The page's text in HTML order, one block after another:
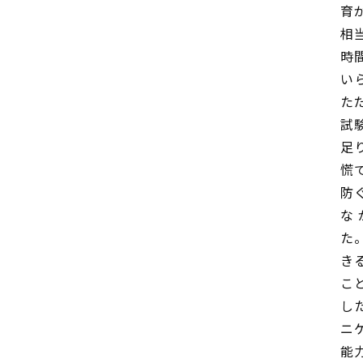
育
相
時
い
た
試
足
慌
防
な
た
き
こ
し
ニ
能